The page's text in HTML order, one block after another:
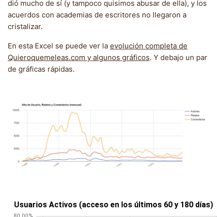
dió mucho de sí (y tampoco quisimos abusar de ella), y los
acuerdos con academias de escritores no llegaron a
cristalizar.
En esta Excel se puede ver la evolución completa de
Quieroquemeleas.com y algunos gráficos. Y debajo un par
de gráficas rápidas.